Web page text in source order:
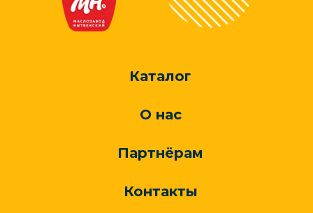
Каталог
О нас
Партнёрам
Контакты